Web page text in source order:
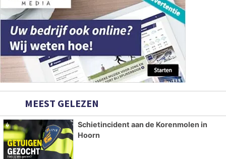
MEEST GELEZEN
Schietincident aan de Korenmolen in
Hoorn